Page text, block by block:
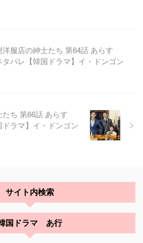
洋服店の紳士たち 第64話 あらす
タバレ【韓国ドラマ】イ・ドンゴン
ち 第66話 あらす
ラマ】イ・ドンゴン
サイト内検索
国ドラマ あ行